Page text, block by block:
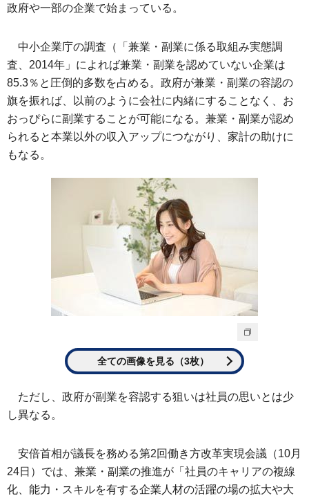
政府や一部の企業で始まっている。
中小企業庁の調査（「兼業・副業に係る取組み実態調
査、2014年」によれば兼業・副業を認めていない企業は
85.3％と圧倒的多数を占める。政府が兼業・副業の容認の
旗を振れば、以前のように会社に内緒にすることなく、お
おっぴらに副業することが可能になる。兼業・副業が認め
られると本業以外の収入アップにつながり、家計の助けに
もなる。
全ての画像を見る（3枚）
ただし、政府が副業を容認する狙いは社員の思いとは少
し異なる。
安倍首相が議長を務める第2回働き方改革実現会議（10月
24日）では、兼業・副業の推進が「社員のキャリアの複線
化、能力・スキルを有する企業人材の活躍の場の拡大や大